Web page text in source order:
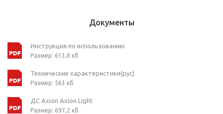
Документы
Инструкция по использованию
Размер: 613,8 кб
Технические характеристики(рус)
Размер: 563 кб
ДС Axion Axion LIght
Размер: 697,2 кб